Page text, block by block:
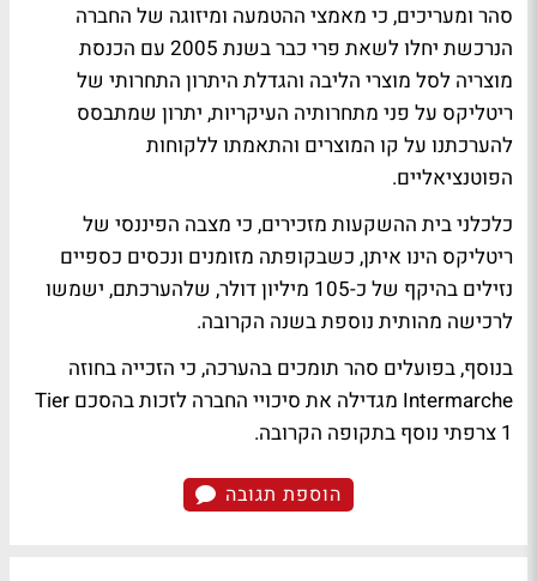
סהר ומעריכים, כי מאמצי ההטמעה ומיזוגה של החברה
הנרכשת יחלו לשאת פרי כבר בשנת 2005 עם הכנסת
מוצריה לסל מוצרי הליבה והגדלת היתרון התחרותי של
ריטליקס על פני מתחרותיה העיקריות, יתרון שמתבסס
להערכתנו על קו המוצרים והתאמתו ללקוחות
הפוטנציאליים.
כלכלני בית ההשקעות מזכירים, כי מצבה הפיננסי של
ריטליקס הינו איתן, כשבקופתה מזומנים ונכסים כספיים
נזילים בהיקף של כ-105 מיליון דולר, שלהערכתם, ישמשו
לרכישה מהותית נוספת בשנה הקרובה.
בנוסף, בפועלים סהר תומכים בהערכה, כי הזכייה בחוזה
Intermarche מגדילה את סיכויי החברה לזכות בהסכם Tier
1 צרפתי נוסף בתקופה הקרובה.
הוספת תגובה